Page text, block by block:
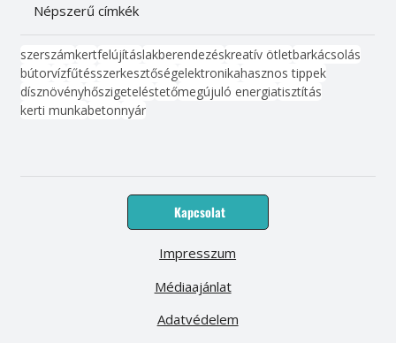
Népszerű címkék
szerszámkertfelújításlakberendezéskreatív ötletbarkácsolás
bútorvízfűtésszerkesztőségelektronikahasznos tippek
dísznövényhőszigeteléstetőmegújuló energiatisztítás
kerti munkabetonnyár
Kapcsolat
Médiaajánlat
Impresszum
Adatvédelem